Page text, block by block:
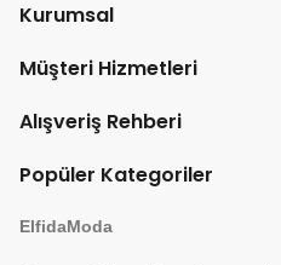
Kurumsal
Müşteri Hizmetleri
Alışveriş Rehberi
Popüler Kategoriler
ElfidaModa